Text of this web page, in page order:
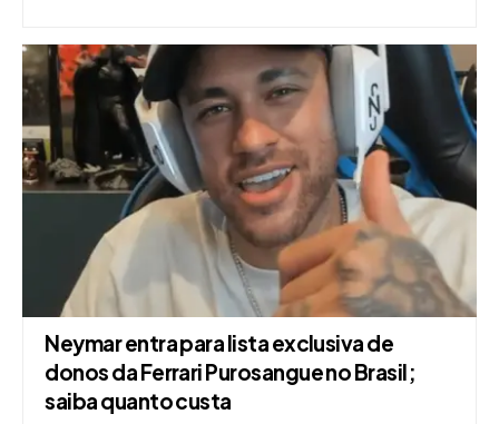
Neymar entra para lista exclusiva de
donos da Ferrari Purosangue no Brasil;
saiba quanto custa